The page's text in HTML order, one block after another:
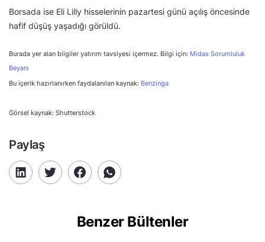
Borsada ise Eli Lilly hisselerinin pazartesi günü açılış öncesinde
hafif düşüş yaşadığı görüldü.
Burada yer alan bilgiler yatırım tavsiyesi içermez. Bilgi için: Midas Sorumluluk
Beyanı
Bu içerik hazırlanırken faydalanılan kaynak: Benzinga
Görsel kaynak: Shutterstock
Paylaş
Benzer Bültenler